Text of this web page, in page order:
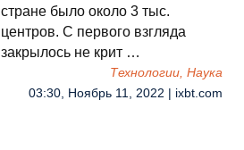
стране было около 3 тыс.
центров. С первого взгляда
закрылось не крит …
Технологии, Наука
03:30, Ноябрь 11, 2022 | ixbt.com